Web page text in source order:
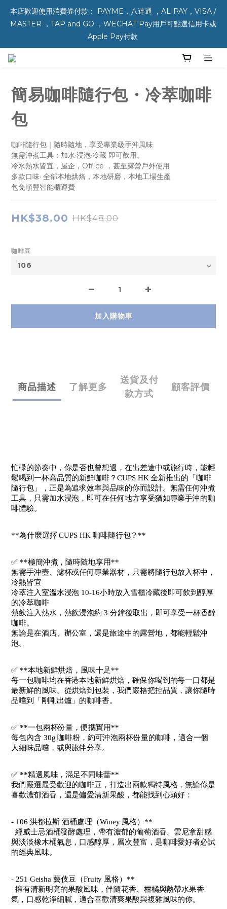
本店歡迎使用消費券付款： PAYME，八達通 ，ALIPAY，VISA /
MASTER ，TAP and GO ，WECHAT Pay用戶可點選信用卡或
Apple Pay付款
簡易咖啡隨行包・冷萃咖啡
包
咖啡隨行包｜隨時隨地，享受專業級手沖風味
無需沖煮工具：加水·浸泡·冷藏 即可飲用。
冷水熱水皆宜，屋企，Office ．甚至露營戶外使用
多款口味· 全部本地烘焙，本地研磨，本地工場生產
包免順豐智能櫃運費
HK$38.00 HK$48.00
咖啡豆
加入購物車
商品描述 了解更多
送貨及付
款方式
顧客評價
忙碌的節奏中，你是否也曾想過，在出差途中或旅行時，能輕
鬆喝到一杯高品質的新鮮咖啡？CUPS HK 全新推出的「咖啡
隨行包」，正是為追求效率與品味的你而設計。無需任何沖煮
工具，只需加水浸泡，即可在任何地方享受猶如專業手沖的咖
啡體驗。
**為什麼選擇 CUPS HK 咖啡隨行包？**
✅ **極簡沖煮，隨時隨地享用**
無需手沖壺、濾杯或任何專業器材，只需將隨行包放入杯中，
冷熱皆宜
冷萃注入室溫水浸泡 10-16小時放入雪櫃冷藏後即可飲到醇厚
的冷萃咖啡
熱飲注入熱水，熱飲浸泡約 3 分鐘後取出，即可享受一杯香醇
咖啡。
無論是在酒店、辦公室，還是旅途中的露營地，都能輕鬆沖
泡。
✅ **本地新鮮烘焙，風味十足**
每一包咖啡均在香港本地新鮮烘焙，確保你喝到的每一口都是
最新鮮的風味。從烘焙到包裝，我們嚴格把控品質，讓你隨時
品嚐到「剛剛出爐」的咖啡香。
✅ **一包兩杯份量，便攜實用**
每包內含 30g 咖啡粉，約可沖泡兩杯份量的咖啡，適合一個
人細味品嚐，或與旅伴分享。
✅ **精選風味，滿足不同味蕾**
我們嚴選最受歡迎的咖啡豆，打造出兩款獨特風格，無論你是
喜歡濃郁酒香，還是偏愛清新果酸，都能找到心頭好：
- 106 洪都拉斯 酒桶處理（Winey 風格）**
經威士忌酒桶發酵處理，帶有濃郁的葡萄酒香、雲尼拿甜感
與淡淡橡木桶氣息，口感醇厚，層次豐富，是咖啡愛好者必試
的經典風味。
- 251 Geisha 藝伎豆（Fruity 風格）**
擁有清新明亮的果酸風味，伴隨花香、柑橘與熱帶水果香
氣，口感乾淨細膩，適合喜歡清爽果酸與複雜風味的你。